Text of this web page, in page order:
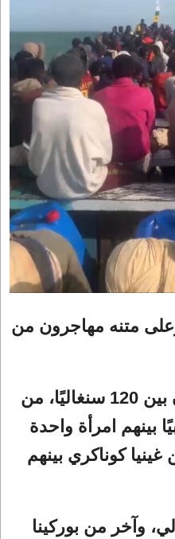
متنه مهاجرون من
وأوضح البيان أن المهاجرين يتوزعون بين 120 سنغاليًا، من
و16 قاصرًا، و84 غامبيًا بينهم امرأة واحدة
إلى 13 شخصًا من غينيا كوناكري بينهم
وآخر من بوركينا